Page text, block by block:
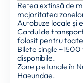
Rețea extinsă de
majoritatea
Autobuze locale și
Cardul de
folosit pentru
Bilete single
disponibile.
Zone pietonale în
Haeundae.